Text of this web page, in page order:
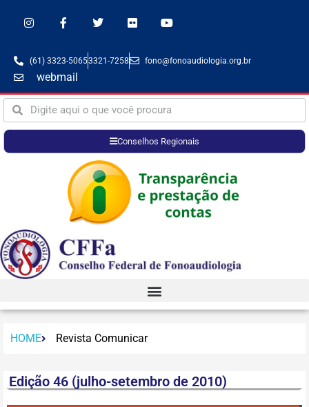
(61) 3323-50653321-7258 fono@fonoaudiologia.org.br
webmail
Conselhos Regionais
HOME Revista Comunicar
Edição 46 (julho-setembro de 2010)